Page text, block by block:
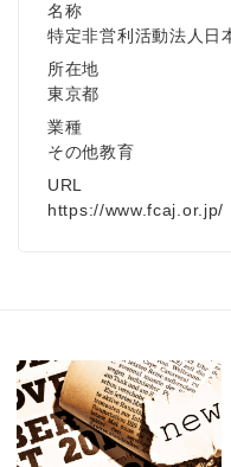
名称
特定非営利活動法人日
所在地
東京都
業種
その他教育
URL
https://www.fcaj.or.jp/